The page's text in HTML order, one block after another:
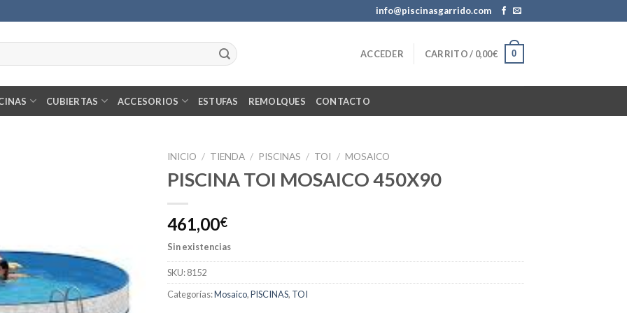
info@piscinasgarrido.com
ACCEDER CARRITO / 0,00€ 0
CUBIERTAS ACCESORIOS ESTUFAS REMOLQUES CONTACTO
INICIO / TIENDA / PISCINAS / TOI / MOSAICO
PISCINA TOI MOSAICO 450X90
461,00€
Sin existencias
SKU:8152
Categorías:Mosaico,PISCINAS, TOI